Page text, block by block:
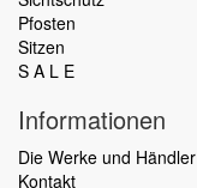
Pfosten
Sitzen
S A L E
Informationen
Die Werke und Händler
Kontakt